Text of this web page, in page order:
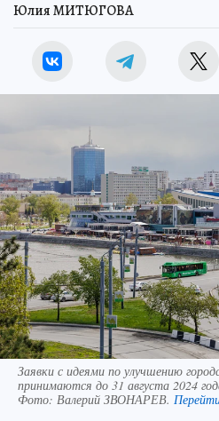
Юлия МИТЮГОВА
Заявки с идеями по улучшению
принимаются до 31 августа 2024
Фото: Валерий ЗВОНАРЕВ.